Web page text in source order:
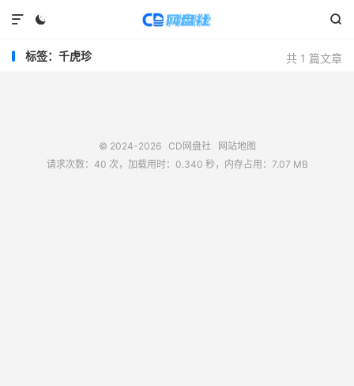
 

共 1 篇文章
标签：千虎珍
© 2024-2026 CD网盘社
网站地图
请求次数：40 次，加载用时：0.340 秒，内存占用：7.07 MB